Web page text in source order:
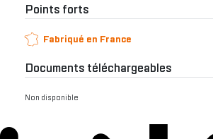
Points forts
Fabriqué en France
Documents téléchargeables
Non disponible